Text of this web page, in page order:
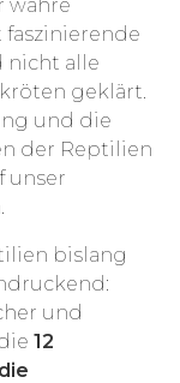
wahre
faszinierende
nicht alle
geklärt.
und die
der Reptilien
unser
bislang
und
12